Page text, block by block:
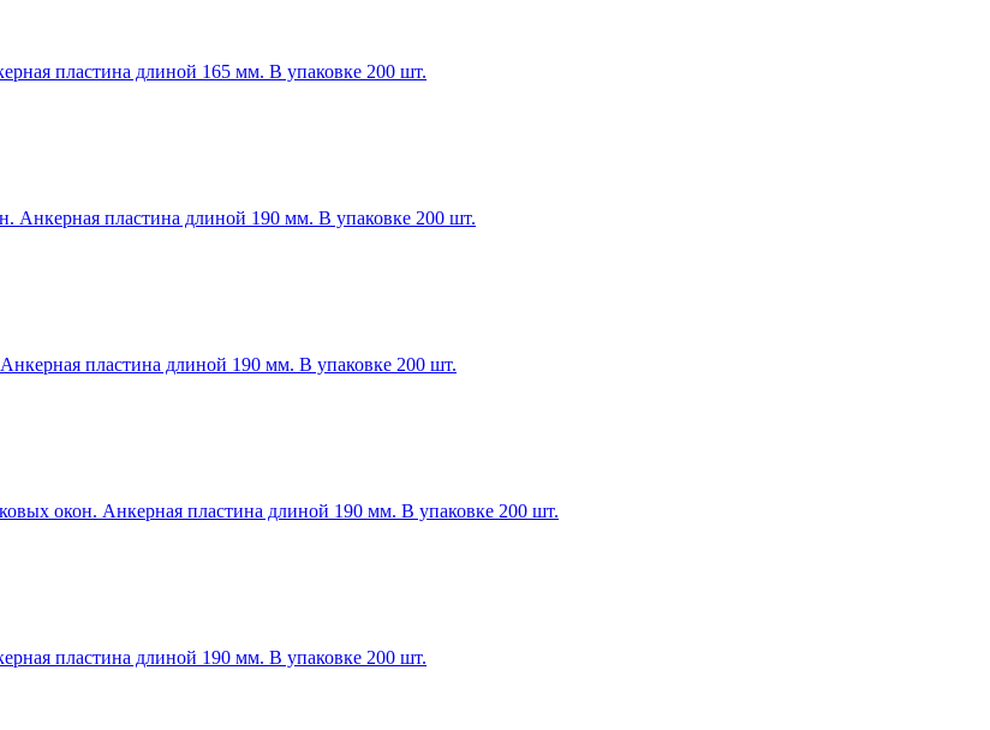
пластина длиной 165 мм. В упаковке 200 шт.
Анкерная пластина длиной 190 мм. В упаковке 200 шт.
пластина длиной 190 мм. В упаковке 200 шт.
окон. Анкерная пластина длиной 190 мм. В упаковке 200 шт.
пластина длиной 190 мм. В упаковке 200 шт.